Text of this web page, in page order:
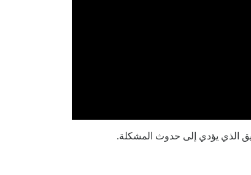
الذي يؤدي إلى حدوث المشكلة.